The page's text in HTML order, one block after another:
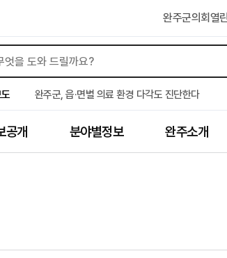
완주군의회 열
완주군, ‘수의계약 총량제’ 개편 운영
완주군 청소년, 초록우산 지원으로 치과 치료
완주군, 읍·면별 의료 환경 다각도 진단한다
완주군, 모바일 헬스케어 “내 건강 변화 직접 확인
완주군 “여름휴가철 청소년 안전 지킨다”
완주 청소년, 삼성 임직원 만나 미래 진로 그린다
전북은행, 완주군에 ‘시원키트’ 60세트 기탁
공개 분야별정보 완주소개